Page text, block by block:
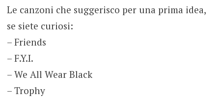
Le canzoni che suggerisco per una prima idea,
se siete curiosi:
– Friends
– F.Y.I.
– We All Wear Black
– Trophy